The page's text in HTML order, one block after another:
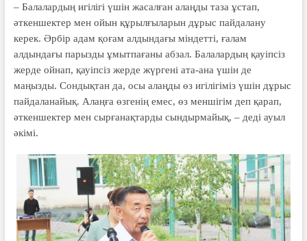
– Балалардың игілігі үшін жасалған алаңды таза ұстап,
әткеншектер мен ойын құрылғыларын дұрыс пайдалану
керек. Әрбір адам қоғам алдындағы міндетті, ғалам
алдындағы парызды ұмытпағаны абзал. Балалардың қауіпсіз
жерде ойнап, қауіпсіз жерде жүргені ата-ана үшін де
маңызды. Сондықтан да, осы алаңды өз игілігіміз үшін дұрыс
пайдаланайық. Алаңға өзгенің емес, өз меншігім деп қарап,
әткеншектер мен сырғанақтарды сындырмайық, – деді ауыл
әкімі.